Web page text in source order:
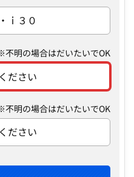
ｉ３０
不明の場合はだいたいでOK
ださい
不明の場合はだいたいでOK
ださい